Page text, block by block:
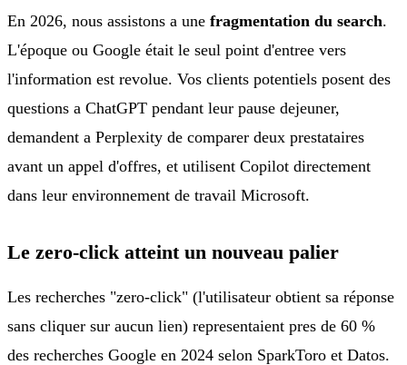
En 2026, nous assistons a une fragmentation du search.
L'époque ou Google était le seul point d'entree vers
l'information est revolue. Vos clients potentiels posent des
questions a ChatGPT pendant leur pause dejeuner,
demandent a Perplexity de comparer deux prestataires
avant un appel d'offres, et utilisent Copilot directement
dans leur environnement de travail Microsoft.
Le zero-click atteint un nouveau palier
Les recherches "zero-click" (l'utilisateur obtient sa réponse
sans cliquer sur aucun lien) representaient pres de 60 %
des recherches Google en 2024 selon SparkToro et Datos.